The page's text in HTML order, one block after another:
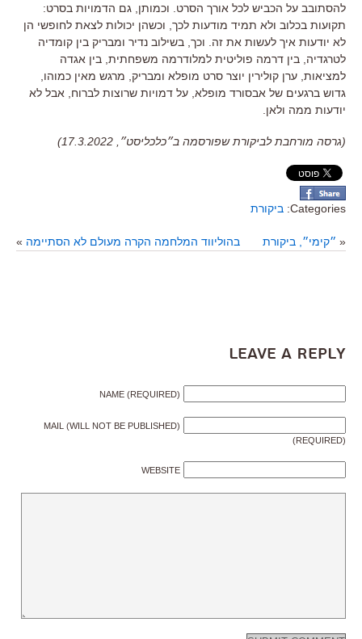
להסתובב על הכביש לכל אורך הסרט וכמותן גם הדמויות בסרט:
תקועות בכלוב ולא תמיד מודעות לכך וכשהן יכולות לצאת לחופשי הן
לא יודעות איך לעשות את זה
וכך בשילוב נדיר ומבריק בין קומדיה
לטרגדיה בין דרמה פוליטית למלודרמה משפחתית בין אגדה
למציאות ערן קולירין יוצר סרט מופלא ומבריק מרגש מאין כמוהו
גדוש ברגעים של אבסורד מופלא על דמויות שרוצות לברוח
אבל לא
יודעות ממה ולאן
(גרסה מורחבת לביקורת שפורסמה ב״כלכליסט״, 17.3.2022)
Categories: ביקורת
« ״קימי״, ביקורת בהוליווד המלחמה הקרה מעולם לא הסתיימה »
Leave a Reply
NAME (REQUIRED)
MAIL (WILL NOT BE PUBLISHED)
(REQUIRED)
WEBSITE